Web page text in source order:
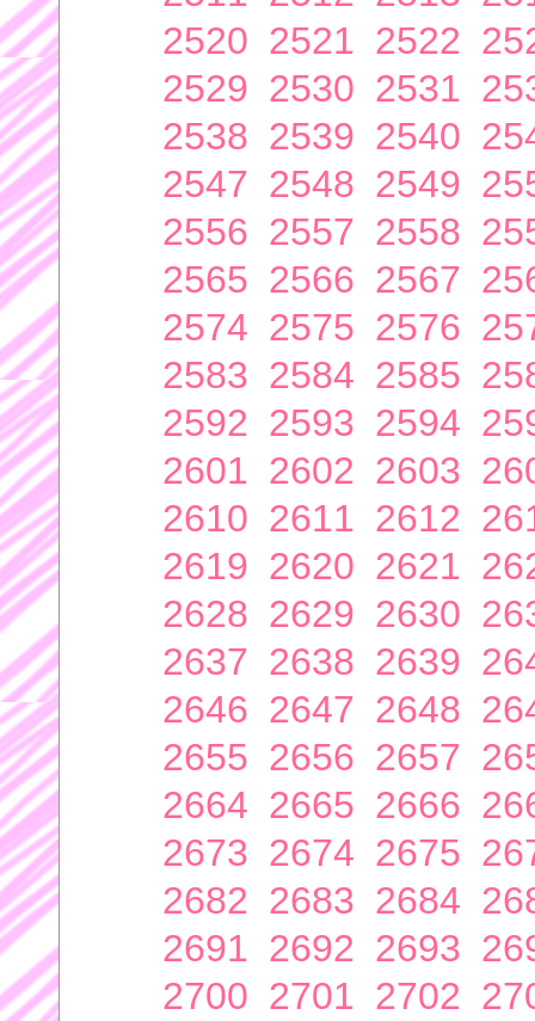
2520 2521 2522
2529 2530 2531
2538 2539 2540
2547 2548 2549
2556 2557 2558
2565 2566 2567
2574 2575 2576
2583 2584 2585
2592 2593 2594
2601 2602 2603
2610 2611 2612
2619 2620 2621
2628 2629 2630
2637 2638 2639
2646 2647 2648
2655 2656 2657
2664 2665 2666
2673 2674 2675
2682 2683 2684
2691 2692 2693
2700 2701 2702